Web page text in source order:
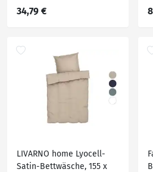
34,79 €
LIVARNO home Lyocell-
Satin-Bettwäsche, 155 x